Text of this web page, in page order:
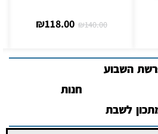
₪140.00
₪118.00
השבוע
חנות
לשבת